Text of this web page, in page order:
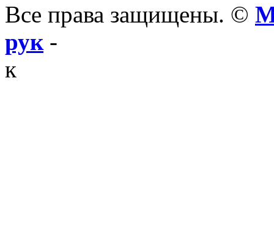
Все права защищены. ©
рук-
к